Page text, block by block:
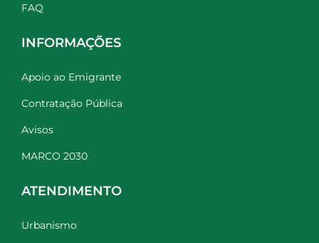
FAQ
INFORMAÇÕES
Apoio ao Emigrante
Contratação Pública
Avisos
MARCO 2030
ATENDIMENTO
Urbanismo